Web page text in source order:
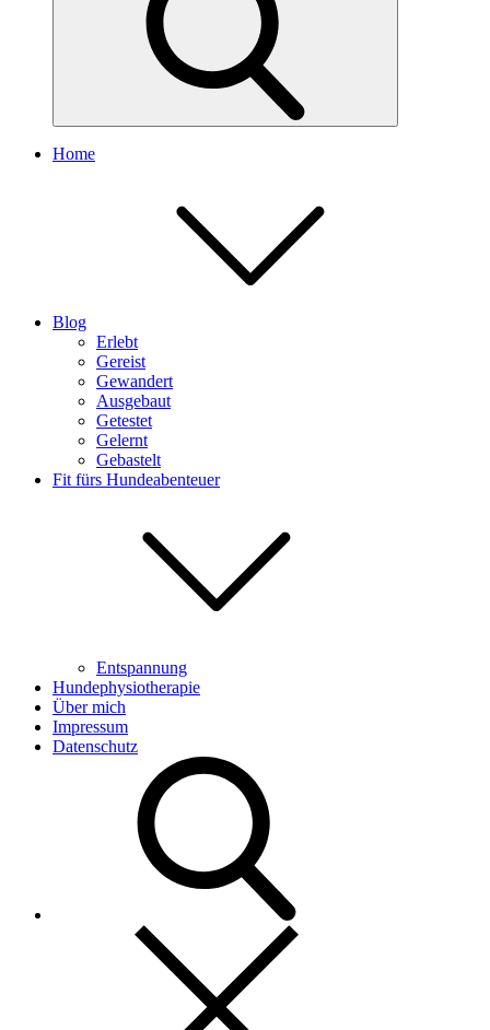
Home
Blog
Erlebt
Gereist
Gewandert
Ausgebaut
Getestet
Gelernt
Gebastelt
Fit fürs Hundeabenteuer
Entspannung
Hundephysiotherapie
Über mich
Impressum
Datenschutz